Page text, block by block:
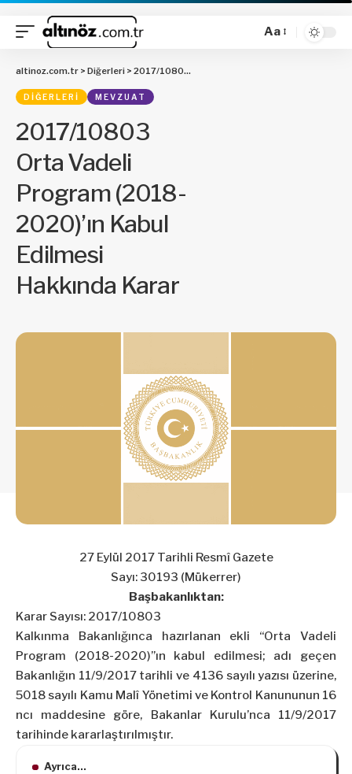
Aa
altinoz.com.tr > Diğerleri > 2017/10803 Orta Vadeli Program (2018-2020)’ın Kabul Edilmesi Hakkında Karar
DIĞERLERI MEVZUAT
2017/10803
Orta Vadeli
Program (2018-
2020)’ın Kabul
Edilmesi
Hakkında Karar
27 Eylül 2017 Tarihli Resmî Gazete
Sayı: 30193 (Mükerrer)
Başbakanlıktan:
Karar Sayısı: 2017/10803
Kalkınma Bakanlığınca hazırlanan ekli “Orta Vadeli
Program (2018-2020)”ın kabul edilmesi; adı geçen
Bakanlığın 11/9/2017 tarihli ve 4136 sayılı yazısı üzerine,
5018 sayılı Kamu Malî Yönetimi ve Kontrol Kanununun 16
ncı maddesine göre, Bakanlar Kurulu’nca 11/9/2017
tarihinde kararlaştırılmıştır.
Ayrıca...